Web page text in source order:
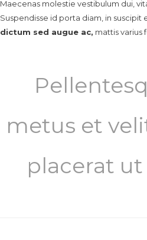
Maecenas molestie vestibulum dui,
Suspendisse id porta diam, in suscipit
dictum sed augue ac, mattis varius
metus et
placerat